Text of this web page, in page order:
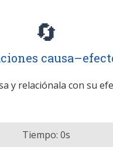
🔄
y relaciónala con su
Tiempo:0s